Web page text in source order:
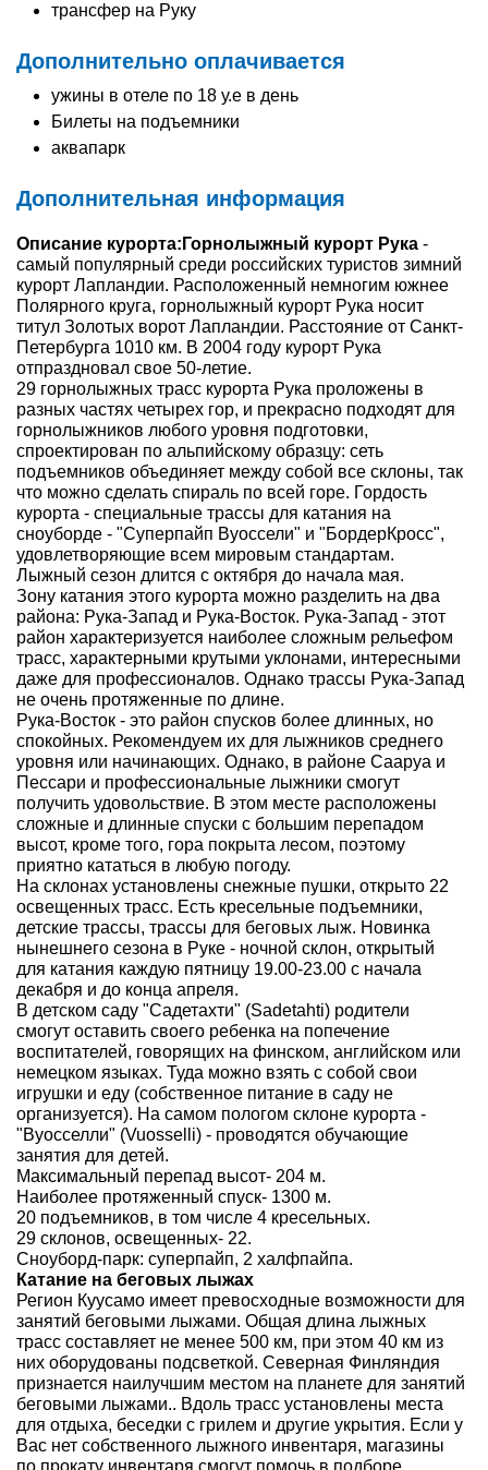
трансфер на Руку
Дополнительно оплачивается
ужины в отеле по 18 у.е в день
Билеты на подъемники
аквапарк
Дополнительная информация
Описание курорта: Горнолыжный курорт Рука -
самый популярный среди российских туристов зимний
курорт Лапландии. Расположенный немногим южнее
Полярного круга, горнолыжный курорт Рука носит
титул Золотых ворот Лапландии. Расстояние от Санкт-
Петербурга 1010 км. В 2004 году курорт Рука
отпраздновал свое 50-летие.
29 горнолыжных трасс курорта Рука проложены в
разных частях четырех гор, и прекрасно подходят для
горнолыжников любого уровня подготовки,
спроектирован по альпийскому образцу: сеть
подъемников объединяет между собой все склоны, так
что можно сделать спираль по всей горе. Гордость
курорта - специальные трассы для катания на
сноуборде - "Суперпайп Вуоссели" и "БордерКросс",
удовлетворяющие всем мировым стандартам.
Лыжный сезон длится с октября до начала мая.
Зону катания этого курорта можно разделить на два
района: Рука-Запад и Рука-Восток. Рука-Запад - этот
район характеризуется наиболее сложным рельефом
трасс, характерными крутыми уклонами, интересными
даже для профессионалов. Однако трассы Рука-Запад
не очень протяженные по длине.
Рука-Восток - это район спусков более длинных, но
спокойных. Рекомендуем их для лыжников среднего
уровня или начинающих. Однако, в районе Сааруа и
Пессари и профессиональные лыжники смогут
получить удовольствие. В этом месте расположены
сложные и длинные спуски с большим перепадом
высот, кроме того, гора покрыта лесом, поэтому
приятно кататься в любую погоду.
На склонах установлены снежные пушки, открыто 22
освещенных трасс. Есть кресельные подъемники,
детские трассы, трассы для беговых лыж. Новинка
нынешнего сезона в Руке - ночной склон, открытый
для катания каждую пятницу 19.00-23.00 с начала
декабря и до конца апреля.
В детском саду "Садетахти" (Sadetahti) родители
смогут оставить своего ребенка на попечение
воспитателей, говорящих на финском, английском или
немецком языках. Туда можно взять с собой свои
игрушки и еду (собственное питание в саду не
организуется). На самом пологом склоне курорта -
"Вуосселли" (Vuosselli) - проводятся обучающие
занятия для детей.
Максимальный перепад высот- 204 м.
Наиболее протяженный спуск- 1300 м.
20 подъемников, в том числе 4 кресельных.
29 склонов, освещенных- 22.
Сноуборд-парк: суперпайп, 2 халфпайпа.
Катание на беговых лыжах
Регион Куусамо имеет превосходные возможности для
занятий беговыми лыжами. Общая длина лыжных
трасс составляет не менее 500 км, при этом 40 км из
них оборудованы подсветкой. Северная Финляндия
признается наилучшим местом на планете для занятий
беговыми лыжами.. Вдоль трасс установлены места
для отдыха, беседки с грилем и другие укрытия. Если у
Вас нет собственного лыжного инвентаря, магазины
по прокату инвентаря смогут помочь в подборе